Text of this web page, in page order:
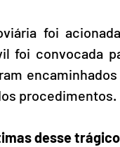
foi
foi convocada
procedimentos.
desse trágico